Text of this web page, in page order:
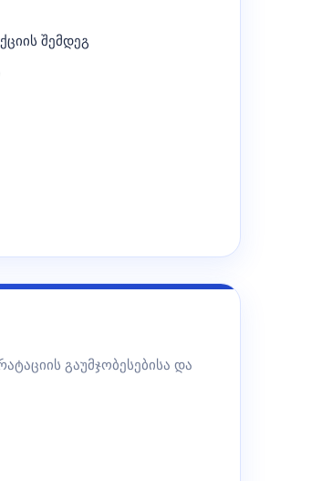
შემდეგ
გაუმჯობესებისა და